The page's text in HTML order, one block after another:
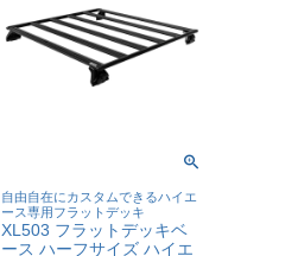
自由自在にカスタムできるハイエ
ース専用フラットデッキ
XL503 フラットデッキベ
ース ハーフサイズ ハイエ